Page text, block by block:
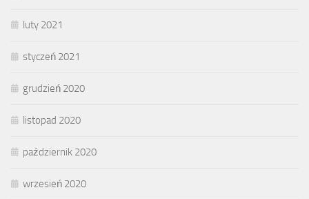
luty 2021
styczeń 2021
grudzień 2020
listopad 2020
październik 2020
wrzesień 2020